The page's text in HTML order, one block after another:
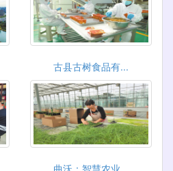
古县古树食品有...
曲沃：智慧农业...